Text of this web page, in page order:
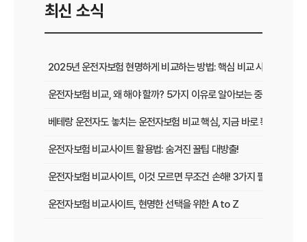
최신 소식
2025년 운전자보험 현명하게 비교하는 방법: 핵심 비교 사이트 활용
운전자보험 비교, 왜 해야 할까? 5가지 이유로 알아보는 중요성
베테랑 운전자도 놓치는 운전자보험 비교 핵심, 지금 바로 확인하세요!
운전자보험 비교사이트 활용법: 숨겨진 꿀팁 대방출!
운전자보험 비교사이트, 이것 모르면 무조건 손해! 3가지 필수 확인 사
운전자보험 비교사이트, 현명한 선택을 위한 A to Z